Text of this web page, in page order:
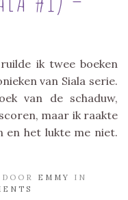
ik twee boeken
van Siala serie.
van de schaduw,
maar ik raakte
en het lukte me niet.
EMMY
IN